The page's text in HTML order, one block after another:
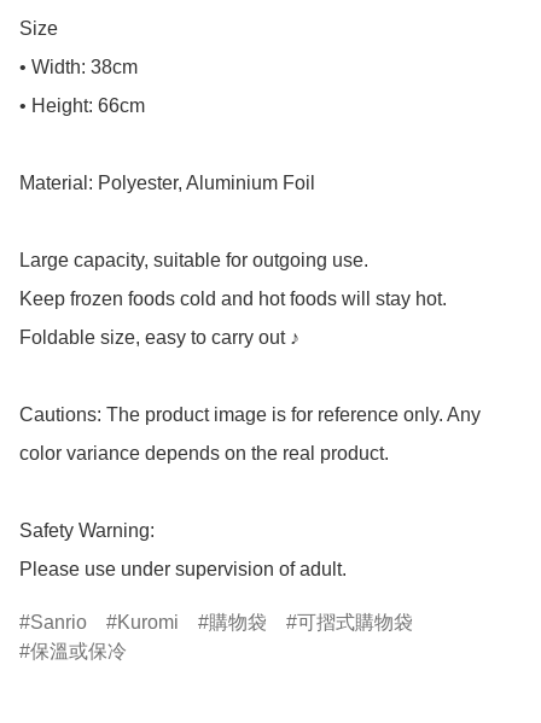
Size
• Width: 38cm
• Height: 66cm
Material: Polyester, Aluminium Foil
Large capacity, suitable for outgoing use.
Keep frozen foods cold and hot foods will stay hot.
Foldable size, easy to carry out ♪
Cautions: The product image is for reference only. Any
color variance depends on the real product.
Safety Warning:
Please use under supervision of adult.
Sanrio Kuromi 購物袋
可摺式購物袋
保溫或保冷